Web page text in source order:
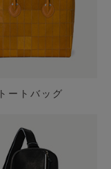
トートバッグ